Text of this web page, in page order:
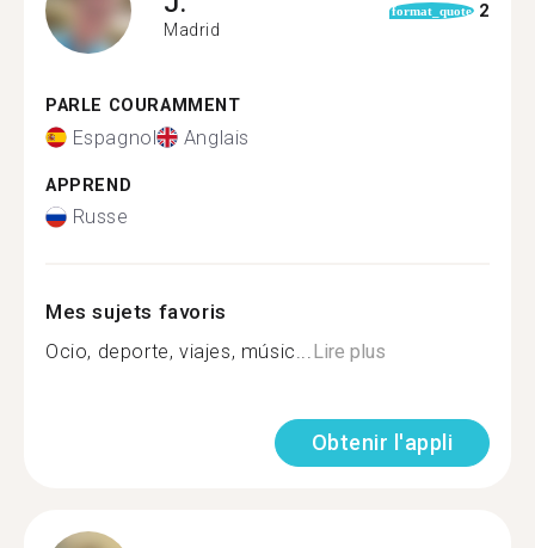
Madrid
format_quote 2
PARLE COURAMMENT
Espagnol Anglais
APPREND
Russe
Mes sujets favoris
Ocio, deporte, viajes, músic...Lire plus
Obtenir l'appli